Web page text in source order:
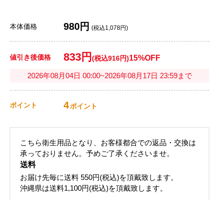
本体価格 980円 (税込1,078円)
値引き後価格 833円 (税込916円)15%OFF
2026年08月04日 00:00~2026年08月17日 23:59まで
ポイント 4ポイント
こちら衛生用品となり、お客様都合での返品・交換は
承っておりません。予めご了承くださいませ。
送料
お届け先毎に送料 550円(税込)を頂戴致します。
沖縄県は送料1,100円(税込)を頂戴致します。